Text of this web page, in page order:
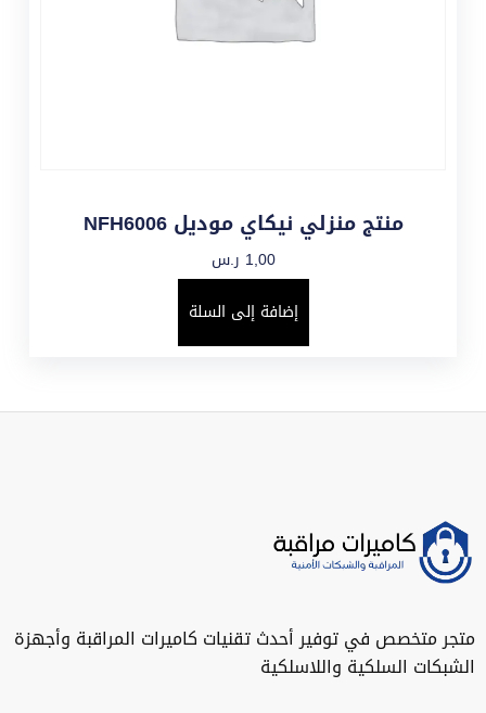
منتج منزلي نيكاي موديل NFH6006
1,00 ر.س
إضافة إلى السلة
متجر متخصص في توفير أحدث تقنيات كاميرات المراقبة وأجهزة
الشبكات السلكية واللاسلكية